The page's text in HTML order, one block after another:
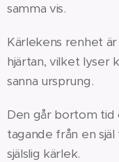
samma vis.
Kärlekens renhet
hjärtan, vilket lyser
sanna ursprung.
Den går bortom tid
tagande från en
själslig kärlek.